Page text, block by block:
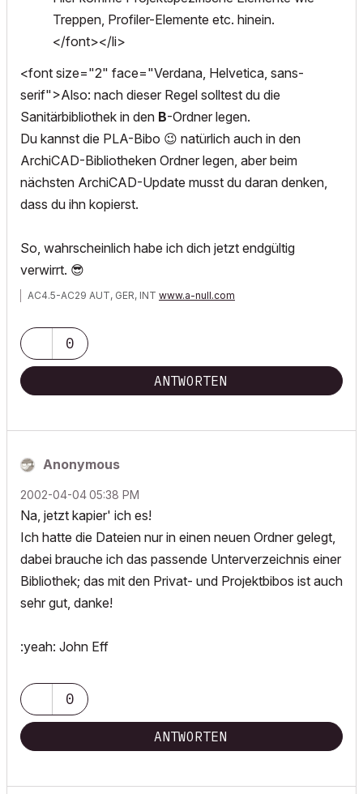
Treppen, Profiler-Elemente etc. hinein.
</font></li>
<font size="2" face="Verdana, Helvetica, sans-
serif">Also: nach dieser Regel solltest du die
Sanitärbibliothek in den B-Ordner legen.
Du kannst die PLA-Bibo 😉 natürlich auch in den
ArchiCAD-Bibliotheken Ordner legen, aber beim
nächsten ArchiCAD-Update musst du daran denken,
dass du ihn kopierst.
So, wahrscheinlich habe ich dich jetzt endgültig
verwirrt. 😎
AC4.5-AC29 AUT, GER, INT www.a-null.com
0
ANTWORTEN
Anonymous
‎2002-04-0405:38 PM
Na, jetzt kapier' ich es!
Ich hatte die Dateien nur in einen neuen Ordner gelegt,
dabei brauche ich das passende Unterverzeichnis einer
Bibliothek; das mit den Privat- und Projektbibos ist auch
sehr gut, danke!
:yeah: John Eff
0
ANTWORTEN